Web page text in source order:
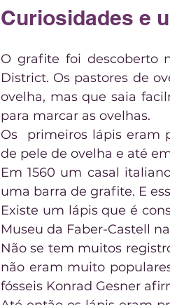
Curiosidades e
O grafite foi descoberto
District. Os pastores de
ovelha, mas que saia
para marcar as ovelhas.
Os  primeiros lápis eram
de pele de ovelha e até
Em 1560 um casal
uma barra de grafite. E
Existe um lápis que é
Museu da Faber-Castell
Não se tem muitos
não eram muito
fósseis Konrad Gesner